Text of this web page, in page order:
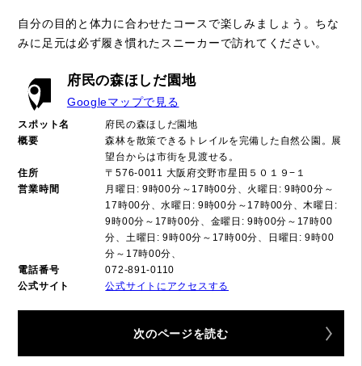
自分の目的と体力に合わせたコースで楽しみましょう。ちな
みに足元は必ず履き慣れたスニーカーで訪れてください。
府民の森ほしだ園地
Googleマップで見る
スポット名
府民の森ほしだ園地
概要
森林を散策できるトレイルを完備した自然公園。展
望台からは市街を見渡せる。
住所
〒576-0011 大阪府交野市星田５０１９−１
営業時間
月曜日: 9時00分～17時00分、火曜日: 9時00分～
17時00分、水曜日: 9時00分～17時00分、木曜日:
9時00分～17時00分、金曜日: 9時00分～17時00
分、土曜日: 9時00分～17時00分、日曜日: 9時00
分～17時00分、
電話番号
072-891-0110
公式サイト
公式サイトにアクセスする
次のページを読む